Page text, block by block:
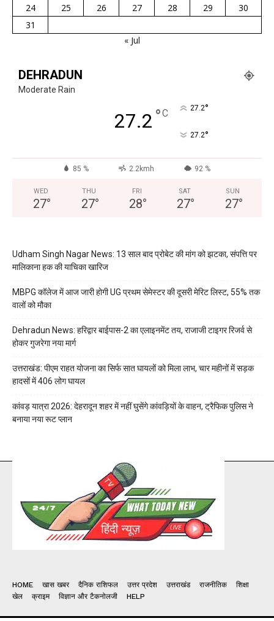
24 25 26 27 28 29
30
31
« Jul
DEHRADUN
Moderate Rain
27.2 °C 27.2°
27.2°
85 % 2.2kmh 92 %
WED
27°
THU
27°
FRI
28°
SAT
27°
SUN
27°
Udham Singh Nagar News: 13 साल बाद प्रोबेट की मांग को झटका, संपत्ति पर
मालिकाना हक की याचिका खारिज
MBPG कॉलेज में आज जारी होगी UG प्रथम सेमेस्टर की दूसरी मेरिट लिस्ट, 55% तक
वालों को मौका
Dehradun News: हरिद्वार बाईपास-2 का एलाइनमेंट तय, राजाजी टाइगर रिजर्व से
होकर गुजरेगा नया मार्ग
उत्तराखंड: पीएम राहत योजना का सिर्फ सात घायलों को मिला लाभ, चार महीनों में सड़क
हादसों में 406 लोग घायल
कांवड़ यात्रा 2026: देहरादून शहर में नहीं घुसेंगे कांवड़ियों के वाहन, ट्रैफिक पुलिस ने
बनाया नया रूट प्लान
HOME खास खबर दैनिक राशिफल उत्तर प्रदेश उत्तराखंड राजनीतिक
शिक्षा
खेल
क्राइम विज्ञान और टैकनोलजी HELP